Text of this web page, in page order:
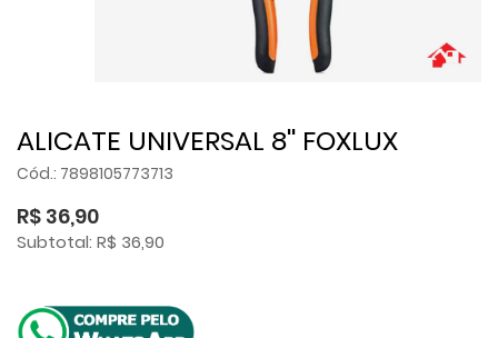
ALICATE UNIVERSAL 8'' FOXLUX
Cód.: 7898105773713
R$ 36,90
Subtotal: R$ 36,90